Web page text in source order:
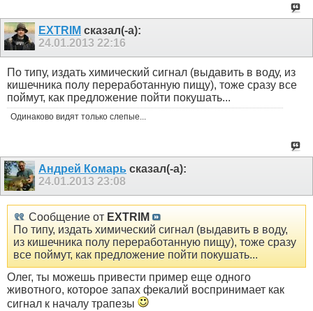
EXTRIM сказал(-а):
24.01.2013 22:16
По типу, издать химический сигнал (выдавить в воду, из
кишечника полу переработанную пищу), тоже сразу все
поймут, как предложение пойти покушать...
Одинаково видят только слепые...
Андрей Комарь сказал(-а):
24.01.2013 23:08
Сообщение от EXTRIM
По типу, издать химический сигнал (выдавить в воду,
из кишечника полу переработанную пищу), тоже сразу
все поймут, как предложение пойти покушать...
Олег, ты можешь привести пример еще одного
животного, которое запах фекалий воспринимает как
сигнал к началу трапезы